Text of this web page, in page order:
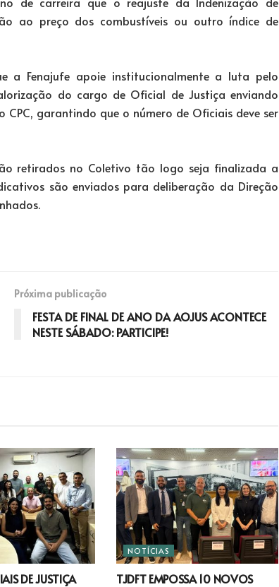
ao preço dos combustíveis ou outro índice de
a Fenajufe apoie institucionalmente a luta pelo
do cargo de Oficial de Justiça enviando
CPC, garantindo que o número de Oficiais deve ser
retirados no Coletivo tão logo seja finalizada a
são enviados para deliberação da Direção
Próxima publicação
FESTA DE FINAL DE ANO DA AOJUS ACONTECE
NESTE SÁBADO: PARTICIPE!
DE JUSTIÇA
NOTÍCIAS
TJDFT EMPOSSA 10 NOVOS